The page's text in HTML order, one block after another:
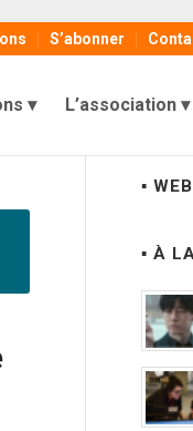
S’abonner
L’association
▪
▪ À